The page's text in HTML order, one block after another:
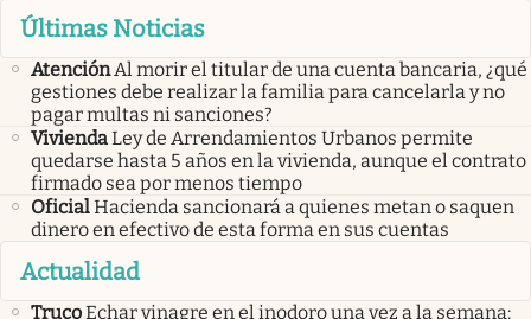
Últimas Noticias
AtenciónAl morir el titular de una cuenta bancaria, ¿qué
gestiones debe realizar la familia para cancelarla y no
pagar multas ni sanciones?
ViviendaLey de Arrendamientos Urbanos permite
quedarse hasta 5 años en la vivienda, aunque el contrato
firmado sea por menos tiempo
OficialHacienda sancionará a quienes metan o saquen
dinero en efectivo de esta forma en sus cuentas
Actualidad
TrucoEchar vinagre en el inodoro una vez a la semana: